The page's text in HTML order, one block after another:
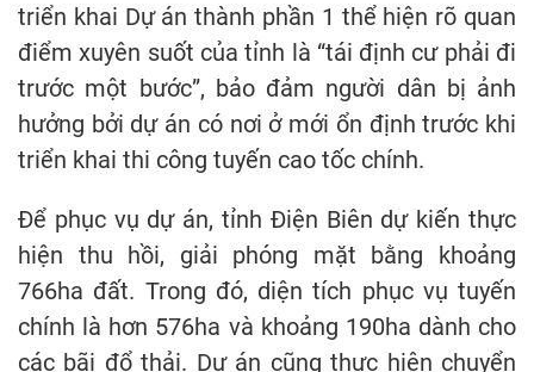
triển khai Dự án thành phần 1 thể hiện rõ quan
điểm xuyên suốt của tỉnh là “tái định cư phải đi
trước một bước”, bảo đảm người dân bị ảnh
hưởng bởi dự án có nơi ở mới ổn định trước khi
triển khai thi công tuyến cao tốc chính.
Để phục vụ dự án, tỉnh Điện Biên dự kiến thực
hiện thu hồi, giải phóng mặt bằng khoảng
766ha đất. Trong đó, diện tích phục vụ tuyến
chính là hơn 576ha và khoảng 190ha dành cho
các bãi đổ thải. Dự án cũng thực hiện chuyển